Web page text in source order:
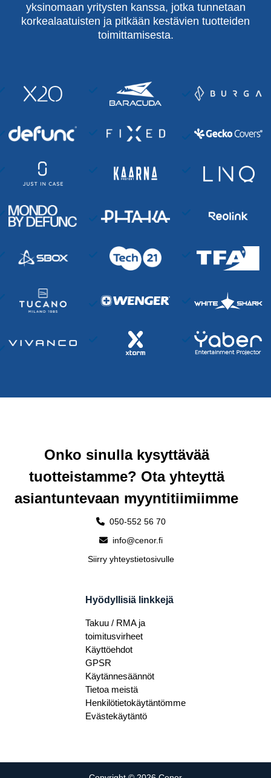
yksinomaan yritysten kanssa, jotka tunnetaan
korkealaatuisten ja pitkään kestävien tuotteiden
toimittamisesta.
Onko sinulla kysyttävää
tuotteistamme? Ota yhteyttä
asiantuntevaan myyntitiimiimme
050-552 56 70
info@cenor.fi
Siirry yhteystietosivulle
Hyödyllisiä linkkejä
Takuu / RMA ja
toimitusvirheet
Käyttöehdot
GPSR
Käytännesäännöt
Tietoa meistä
Henkilötietokäytäntömme
Evästekäytäntö